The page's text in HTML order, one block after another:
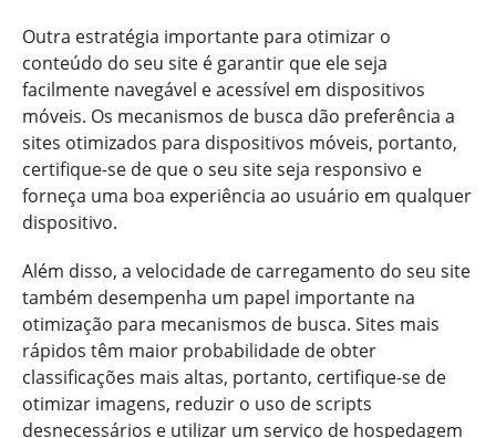
Outra estratégia importante para otimizar o
conteúdo do seu site é garantir que ele seja
facilmente navegável e acessível em dispositivos
móveis. Os mecanismos de busca dão preferência a
sites otimizados para dispositivos móveis, portanto,
certifique-se de que o seu site seja responsivo e
forneça uma boa experiência ao usuário em qualquer
dispositivo.
Além disso, a velocidade de carregamento do seu site
também desempenha um papel importante na
otimização para mecanismos de busca. Sites mais
rápidos têm maior probabilidade de obter
classificações mais altas, portanto, certifique-se de
otimizar imagens, reduzir o uso de scripts
desnecessários e utilizar um serviço de hospedagem